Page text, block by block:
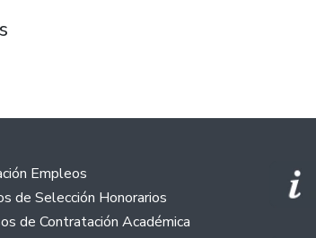
colaboración con la UCD, una
Empleos
de Selección Honorarios
de Contratación Académica